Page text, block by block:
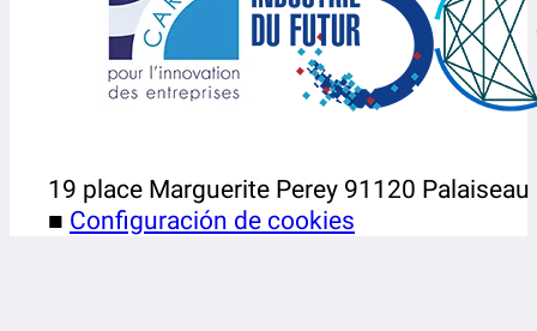
19 place Marguerite Perey 91120
■ Configuración de cookies